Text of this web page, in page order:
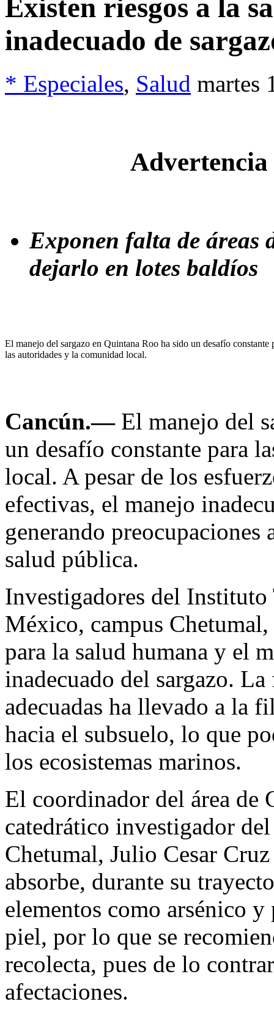
Existen riesgos a la
inadecuado de
* Especiales, Salud martes
Advertencia
Exponen falta de áreas
dejarlo en lotes baldíos
El manejo del sargazo en Quintana Roo ha sido un desafío constante
las autoridades y la comunidad local.
Cancún.—El manejo del
un desafío constante para
local. A pesar de los
efectivas, el manejo
generando preocupaciones
salud pública.
Investigadores del
México, campus
para la salud humana y el
inadecuado del sargazo.
adecuadas ha llevado a la
hacia el subsuelo, lo que
los ecosistemas marinos.
El coordinador del área de
catedrático investigador
Chetumal, Julio Cesar
absorbe, durante su
elementos como arsénico
piel, por lo que se
recolecta, pues de lo
afectaciones.